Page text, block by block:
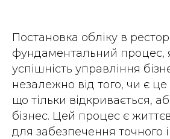
Постановка обліку в
фундаментальний процес,
успішність управління
незалежно від того, чи є
що тільки відкривається,
бізнес. Цей процес є
для забезпечення точного